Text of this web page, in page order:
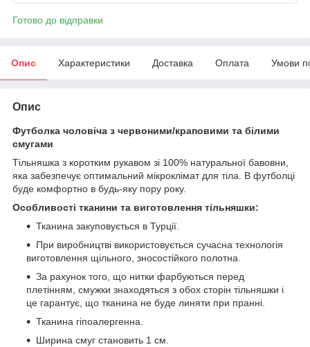
Готово до відправки
Опис Характеристики Доставка Оплата Умови
Опис
Футболка чоловіча з червоними/краповими та білими
смугами
Тільняшка з коротким рукавом зі 100% натуральної бавовни,
яка забезпечує оптимальний мікроклімат для тіла. В футболці
буде комфортно в будь-яку пору року.
Особливості тканини та виготовлення тільняшки:
Тканина закуповується в Турції.
При виробництві використовується сучасна технологія
виготовлення щільного, зносостійкого полотна.
За рахунок того, що нитки фарбуються перед
плетінням, смужки знаходяться з обох сторін тільняшки і
це гарантує, що тканина не буде линяти при пранні.
Тканина гіпоалергенна.
Ширина смуг становить 1 см.